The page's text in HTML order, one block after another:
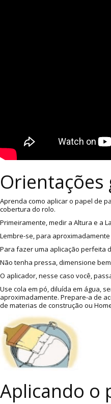
Orientações
Aprenda como aplicar o papel de
cobertura do rolo.
Primeiramente, medir a Altura e a
Lembre-se, para
Para fazer uma aplicação perfeita
Não tenha pressa, dimensione
O aplicador, nesse caso você,
Use cola em pó, diluída em água,
aproximadamente. Prepare-a de
de materias de construção ou
Aplicando o